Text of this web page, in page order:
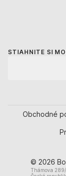
STIAHNITE SI
Obchodné
© 2026
Thámova